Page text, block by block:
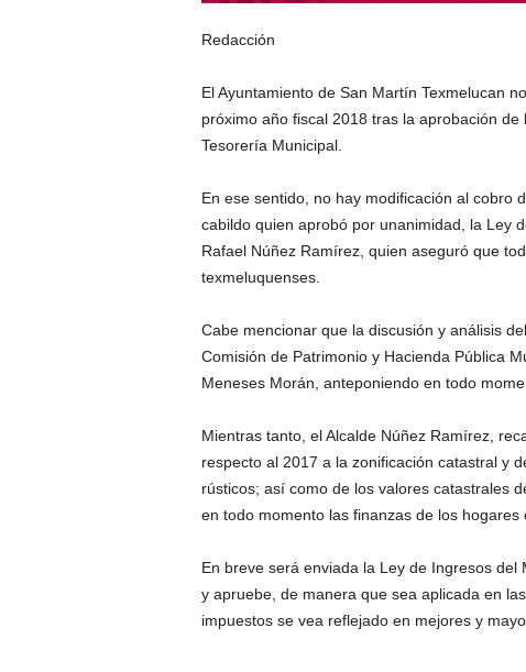
Redacción
El Ayuntamiento de San Martín Texmelucan
próximo año fiscal 2018 tras la aprobación
Tesorería Municipal.
En ese sentido, no hay modificación al cobro
cabildo quien aprobó por unanimidad, la Ley
Rafael Núñez Ramírez, quien aseguró que
texmeluquenses.
Cabe mencionar que la discusión y análisis
Comisión de Patrimonio y Hacienda Pública
Meneses Morán, anteponiendo en todo
Mientras tanto, el Alcalde Núñez Ramírez,
respecto al 2017 a la zonificación catastral y
rústicos; así como de los valores catastrales
en todo momento las finanzas de los hogares
En breve será enviada la Ley de Ingresos
y apruebe, de manera que sea aplicada en
impuestos se vea reflejado en mejores y